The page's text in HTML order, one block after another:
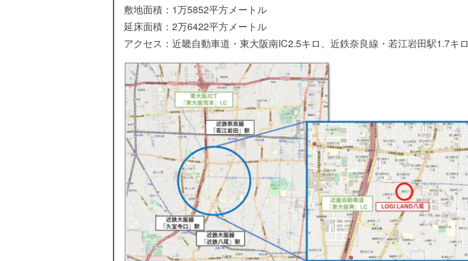
敷地面積：1万5852平方メートル
延床面積：2万6422平方メートル
アクセス：近畿自動車道・東大阪南IC2.5キロ、近鉄奈良線・若江岩田駅1.7キロ